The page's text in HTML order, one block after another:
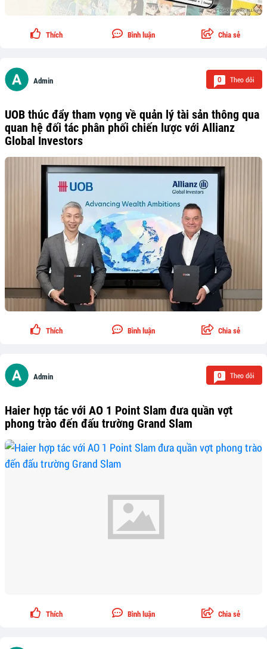
Thích Bình luận Chia sẻ
Admin 0 Theo dõi
UOB thúc đẩy tham vọng về quản lý tài sản thông qua
quan hệ đối tác phân phối chiến lược với Allianz
Global Investors
Thích Bình luận Chia sẻ
Admin 0 Theo dõi
Haier hợp tác với AO 1 Point Slam đưa quần vợt
phong trào đến đấu trường Grand Slam
Thích Bình luận Chia sẻ